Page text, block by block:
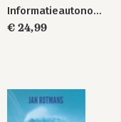
Informatieautonomie
€ 24,99